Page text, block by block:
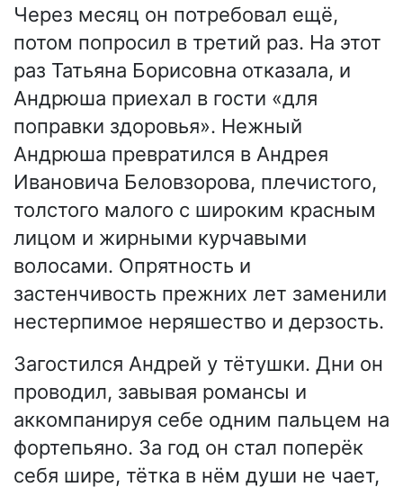
Через месяц он потребовал ещё,
потом попросил в третий раз. На этот
раз Татьяна Борисовна отказала, и
Андрюша приехал в гости «для
поправки здоровья». Нежный
Андрюша превратился в Андрея
Ивановича Беловзорова, плечистого,
толстого малого с широким красным
лицом и жирными курчавыми
волосами. Опрятность и
застенчивость прежних лет заменили
нестерпимое неряшество и дерзость.
Загостился Андрей у тётушки. Дни он
проводил, завывая романсы и
аккомпанируя себе одним пальцем на
фортепьяно. За год он стал поперёк
себя шире, тётка в нём души не чает,